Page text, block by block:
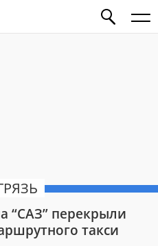
“САЗ” перекрыли
такси